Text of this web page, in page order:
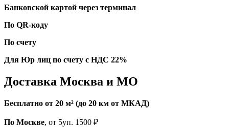
Банковской картой через терминал
По QR-коду
По счету
Для Юр лиц по счету с НДС 22%
Доставка Москва и МО
Бесплатно от 20 м² (до 20 км от МКАД)
По Москве, от 5уп. 1500 ₽